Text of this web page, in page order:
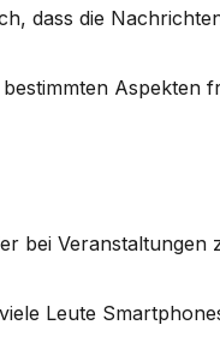
dass die
Aspekten
bei Veranstaltungen
Leute